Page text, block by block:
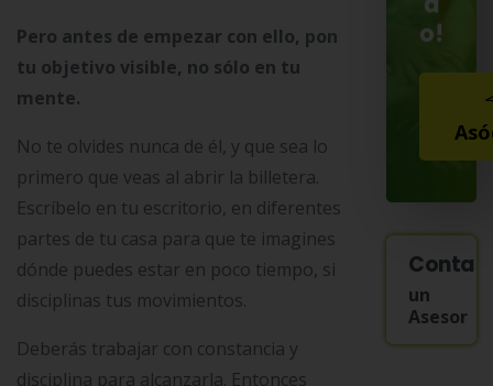
Pero antes de empezar con ello, pon
tu objetivo visible, no sólo en tu
mente.
No te olvides nunca de él, y que sea lo
primero que veas al abrir la billetera.
Escríbelo en tu escritorio, en diferentes
partes de tu casa para que te imagines
dónde puedes estar en poco tiempo, si
disciplinas tus movimientos.
Deberás trabajar con constancia y
disciplina para alcanzarla. Entonces
o!
un
Asesor